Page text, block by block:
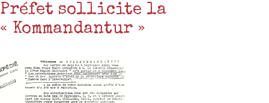
Préfet sollicite la
« Kommandantur »